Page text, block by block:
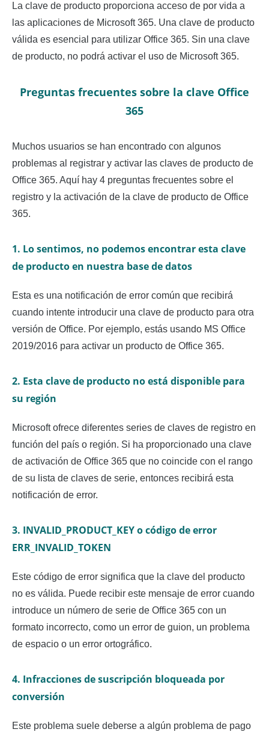
La clave de producto proporciona acceso de por vida a
las aplicaciones de Microsoft 365. Una clave de producto
válida es esencial para utilizar Office 365. Sin una clave
de producto, no podrá activar el uso de Microsoft 365.
Preguntas frecuentes sobre la clave Office
365
Muchos usuarios se han encontrado con algunos
problemas al registrar y activar las claves de producto de
Office 365. Aquí hay 4 preguntas frecuentes sobre el
registro y la activación de la clave de producto de Office
365.
1. Lo sentimos, no podemos encontrar esta clave
de producto en nuestra base de datos
Esta es una notificación de error común que recibirá
cuando intente introducir una clave de producto para otra
versión de Office. Por ejemplo, estás usando MS Office
2019/2016 para activar un producto de Office 365.
2. Esta clave de producto no está disponible para
su región
Microsoft ofrece diferentes series de claves de registro en
función del país o región. Si ha proporcionado una clave
de activación de Office 365 que no coincide con el rango
de su lista de claves de serie, entonces recibirá esta
notificación de error.
3. INVALID_PRODUCT_KEY o código de error
ERR_INVALID_TOKEN
Este código de error significa que la clave del producto
no es válida. Puede recibir este mensaje de error cuando
introduce un número de serie de Office 365 con un
formato incorrecto, como un error de guion, un problema
de espacio o un error ortográfico.
4. Infracciones de suscripción bloqueada por
conversión
Este problema suele deberse a algún problema de pago